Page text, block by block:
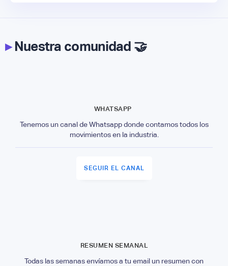
▸Nuestra comunidad 🤝
WHATSAPP
Tenemos un canal de Whatsapp donde contamos todos los
movimientos en la industria.
SEGUIR EL CANAL
RESUMEN SEMANAL
Todas las semanas envíamos a tu email un resumen con